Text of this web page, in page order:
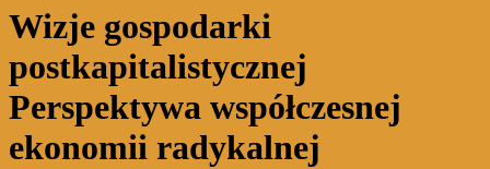
Wizje gospodarki
postkapitalistycznej
Perspektywa współczesnej
ekonomii radykalnej